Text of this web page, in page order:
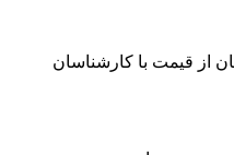
از قیمت با کارشناسان